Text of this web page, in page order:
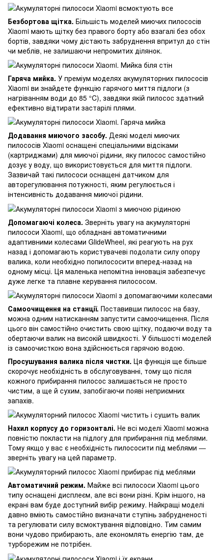
Безбортова щітка. Більшість моделей миючих пилососів
Xiaomi мають щітку без правого борту або взагалі без обох
бортів, завдяки чому дістають забруднення впритул до стін
чи меблів, не залишаючи непромитих ділянок.
Гаряча мийка. У преміум моделях акумуляторних пилососів
Xiaomi ви знайдете функцію гарячого миття підлоги (з
нагріванням води до 85 °C), завдяки якій пилосос здатний
ефективно відтирати застарілі плями.
Додавання миючого засобу. Деякі моделі миючих
пилососів Xiaomi оснащені спеціальними відсіками
(картриджами) для миючої рідини, яку пилосос самостійно
дозує у воду, що використовується для миття підлоги.
Зазвичай такі пилососи оснащені датчиком для
авторегулювання потужності, яким регулюється і
інтенсивність додавання миючої рідини.
Допомагаючі колеса. Зверніть увагу на акумуляторні
пилососи Xiaomi, що обладнані автоматичними
адаптивними колесами GlideWheel, які реагують на рух
назад і допомагають користувачеві подолати силу опору
валика, коли необхідно попилососити вперед-назад на
одному місці. Ця маленька непомітна інновація забезпечує
дуже легке та плавне керування пилососом.
Самоочищення на станції. Поставивши пилосос на базу,
можна одним натисканням запустити самоочищення. Після
цього він самостійно очистить свою щітку, подаючи воду та
обертаючи валик на високій швидкості. У більшості моделей
із самоочисткою вона здійснюється гарячою водою.
Просушування валика після чистки. Ця функція ще більше
скорочує необхідність в обслуговуванні, тому що після
кожного прибирання пилосос залишається не просто
чистим, а ще й сухим, запобігаючи появі неприємних
запахів.
Нахил корпусу до горизонталі. Не всі моделі Xiaomi можна
повністю покласти на підлогу для прибирання під меблями.
Тому якщо у вас є необхідність пилососити під меблями —
зверніть увагу на цей параметр.
Автоматичний режим. Майже всі пилососи Xiaomi цього
типу оснащені дисплеєм, але всі вони різні. Крім іншого, на
екрані вам буде доступний вибір режиму. Найкращі моделі
давно вміють самостійно визначати ступінь забрудненості
та регулювати силу всмоктування відповідно. Тим самим
вони чудово прибирають, але економлять енергію там, де
турборежим не потрібен.